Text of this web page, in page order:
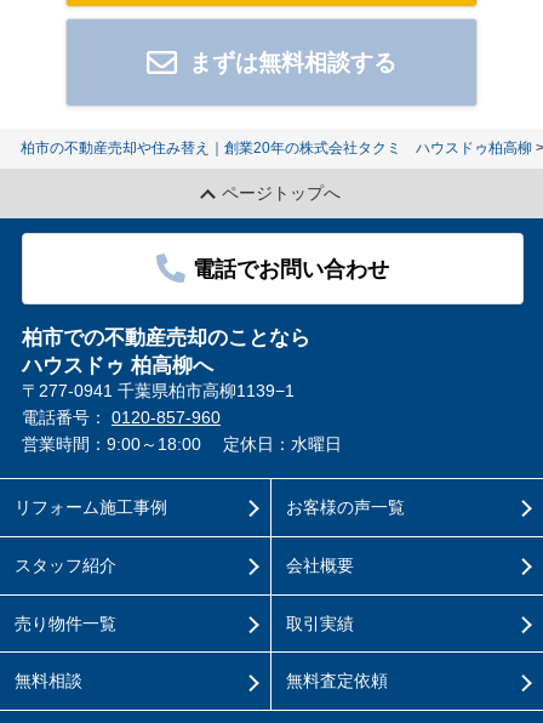
まずは無料相談する
柏市の不動産売却や住み替え｜創業20年の株式会社タクミ ハウスドゥ柏高柳
ページトップへ
電話でお問い合わせ
柏市での不動産売却のことなら
ハウスドゥ 柏高柳へ
〒277-0941 千葉県柏市高柳1139−1
電話番号： 0120-857-960
営業時間：9:00～18:00
定休日：水曜日
リフォーム施工事例
スタッフ紹介
売り物件一覧
無料相談
お客様の声一覧
会社概要
取引実績
無料査定依頼